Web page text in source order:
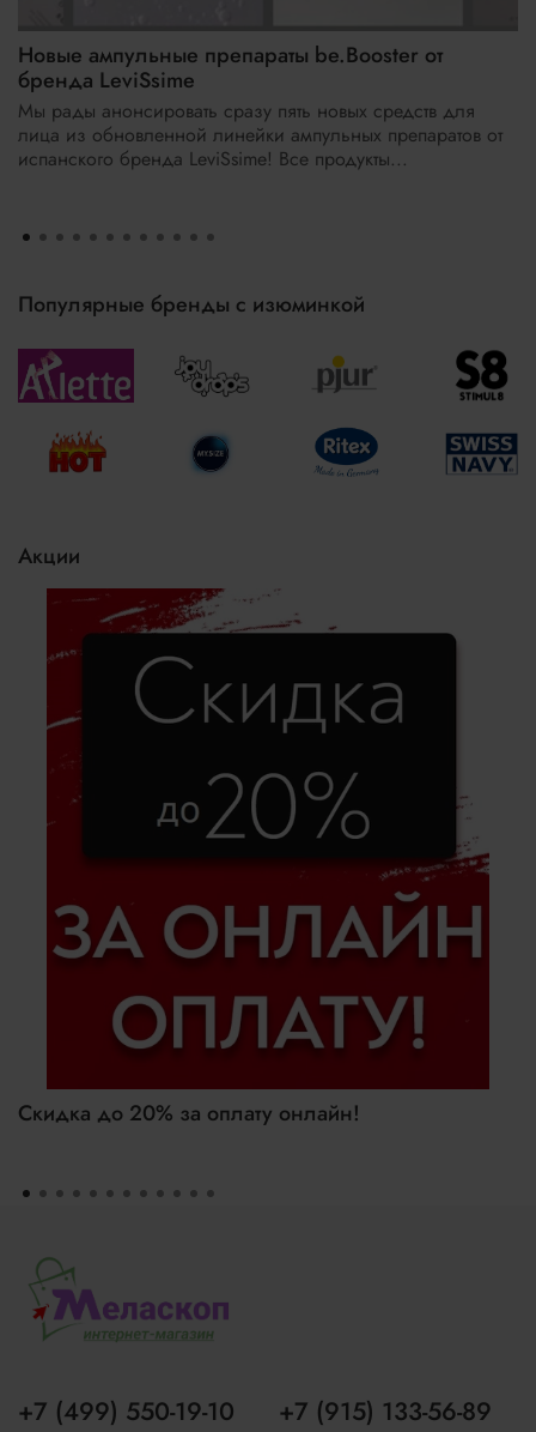
Новые ампульные препараты be.Booster от
бренда LeviSsime
Мы рады анонсировать сразу пять новых средств для
лица из обновленной линейки ампульных препаратов от
испанского бренда LeviSsime! Все продукты...
Популярные бренды с изюминкой
Акции
Скидка до 20% за оплату онлайн!
+7 (499) 550-19-10 +7 (915) 133-56-89